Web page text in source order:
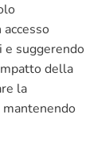
e suggerendo
della
la